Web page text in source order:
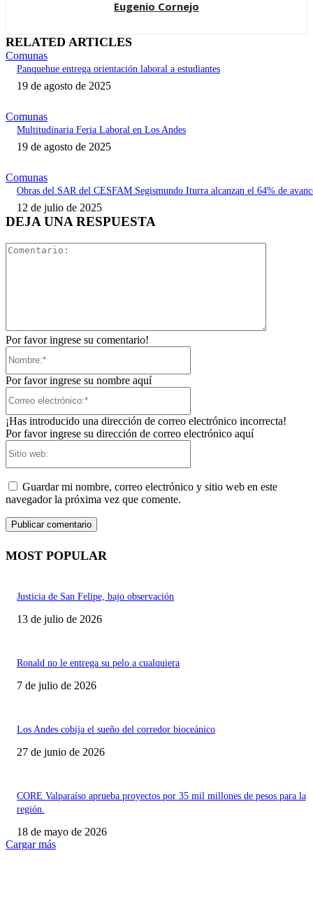
Eugenio Cornejo
RELATED ARTICLES
Comunas
Panquehue entrega orientación laboral a estudiantes
19 de agosto de 2025
Comunas
Multitudinaria Feria Laboral en Los Andes
19 de agosto de 2025
Comunas
Obras del SAR del CESFAM Segismundo Iturra alcanzan el 64% de
12 de julio de 2025
DEJA UNA RESPUESTA
Por favor ingrese su comentario!
Por favor ingrese su nombre aquí
¡Has introducido una dirección de correo electrónico incorrecta!
Por favor ingrese su dirección de correo electrónico aquí
Guardar mi nombre, correo electrónico y sitio web en este
navegador la próxima vez que comente.
MOST POPULAR
Justicia de San Felipe, bajo observación
13 de julio de 2026
Ronald no le entrega su pelo a cualquiera
7 de julio de 2026
Los Andes cobija el sueño del corredor bioceánico
27 de junio de 2026
CORE Valparaíso aprueba proyectos por 35 mil millones de pesos para la
región.
18 de mayo de 2026
Cargar más